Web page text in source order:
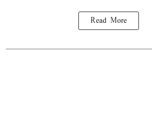
Read More